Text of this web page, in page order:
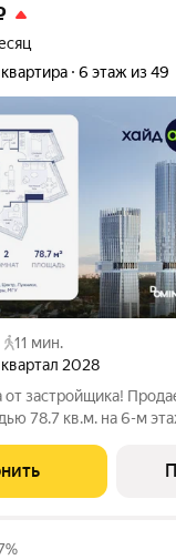
6 этаж из 49
11 мин.
квартал 2028
застройщика!
78.7 кв.м. на 6-м
реки Сетунь, МГУ,
3,25 м.